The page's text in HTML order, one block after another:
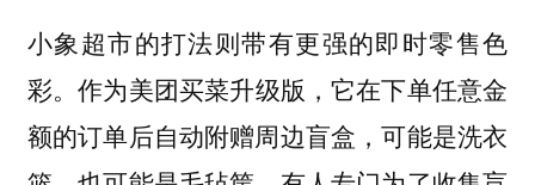
小象超市的打法则带有更强的即时零售色
彩。作为美团买菜升级版，它在下单任意金
额的订单后自动附赠周边盲盒，可能是洗衣